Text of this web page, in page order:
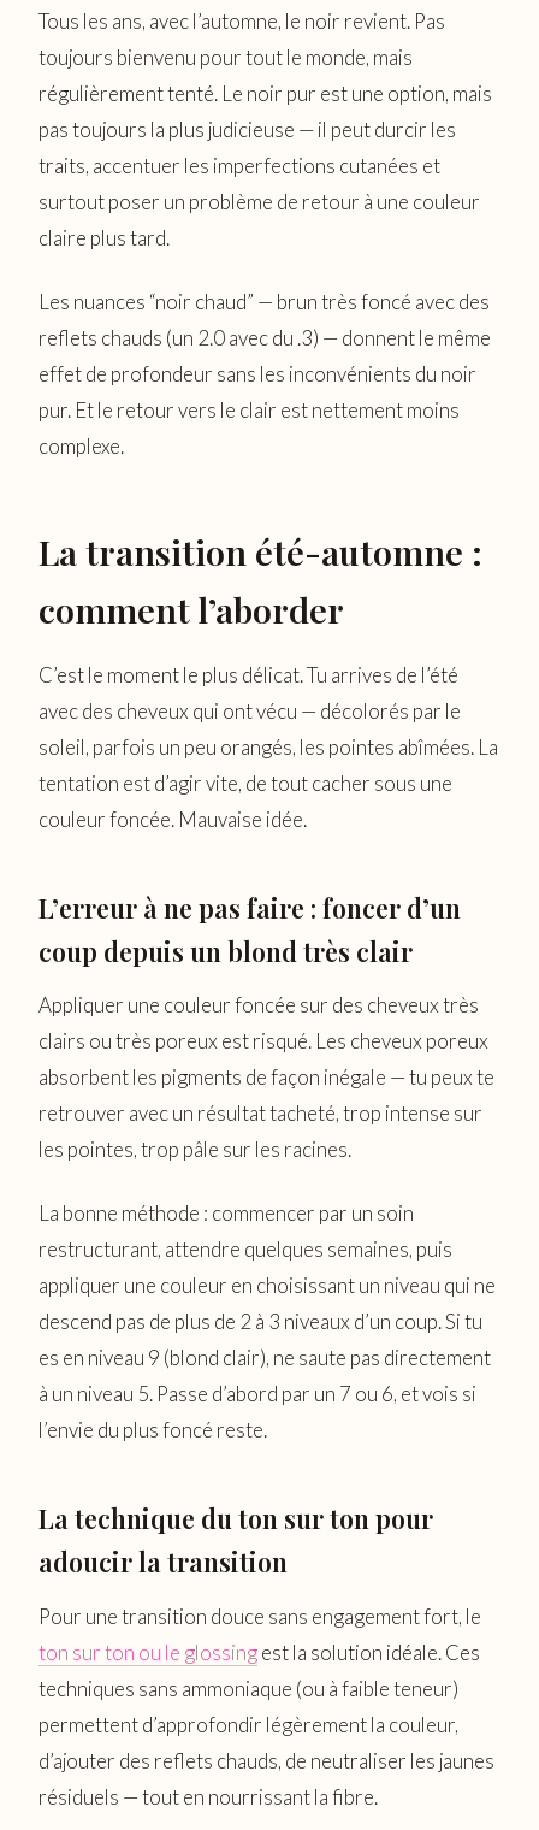
Tous les ans, avec l’automne, le noir revient. Pas
toujours bienvenu pour tout le monde, mais
régulièrement tenté. Le noir pur est une option, mais
pas toujours la plus judicieuse — il peut durcir les
traits, accentuer les imperfections cutanées et
surtout poser un problème de retour à une couleur
claire plus tard.
Les nuances “noir chaud” — brun très foncé avec des
reflets chauds (un 2.0 avec du .3) — donnent le même
effet de profondeur sans les inconvénients du noir
pur. Et le retour vers le clair est nettement moins
complexe.
La transition été-automne :
comment l’aborder
C’est le moment le plus délicat. Tu arrives de l’été
avec des cheveux qui ont vécu — décolorés par le
soleil, parfois un peu orangés, les pointes abîmées. La
tentation est d’agir vite, de tout cacher sous une
couleur foncée. Mauvaise idée.
L’erreur à ne pas faire : foncer d’un
coup depuis un blond très clair
Appliquer une couleur foncée sur des cheveux très
clairs ou très poreux est risqué. Les cheveux poreux
absorbent les pigments de façon inégale — tu peux te
retrouver avec un résultat tacheté, trop intense sur
les pointes, trop pâle sur les racines.
La bonne méthode : commencer par un soin
restructurant, attendre quelques semaines, puis
appliquer une couleur en choisissant un niveau qui ne
descend pas de plus de 2 à 3 niveaux d’un coup. Si tu
es en niveau 9 (blond clair), ne saute pas directement
à un niveau 5. Passe d’abord par un 7 ou 6, et vois si
l’envie du plus foncé reste.
La technique du ton sur ton pour
adoucir la transition
Pour une transition douce sans engagement fort, le
ton sur ton ou le glossingest la solution idéale. Ces
techniques sans ammoniaque (ou à faible teneur)
permettent d’approfondir légèrement la couleur,
d’ajouter des reflets chauds, de neutraliser les jaunes
résiduels — tout en nourrissant la fibre.